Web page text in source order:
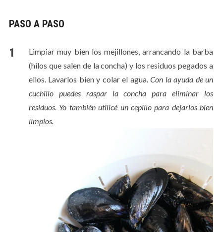
PASO A PASO
Limpiar muy bien los mejillones, arrancando la barba
(hilos que salen de la concha) y los residuos pegados a
ellos. Lavarlos bien y colar el agua.Con la ayuda de un
cuchillo puedes raspar la concha para eliminar los
residuos. Yo también utilicé un cepillo para dejarlos bien
limpios.